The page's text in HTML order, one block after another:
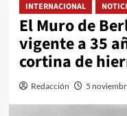
INTERNACIONAL
El Muro de
vigente a 35
cortina de
Redacción 5